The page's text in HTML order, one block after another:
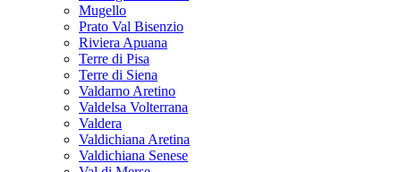
Mugello
Prato Val Bisenzio
Riviera Apuana
Terre di Pisa
Terre di Siena
Valdarno Aretino
Valdelsa Volterrana
Valdera
Valdichiana Aretina
Valdichiana Senese